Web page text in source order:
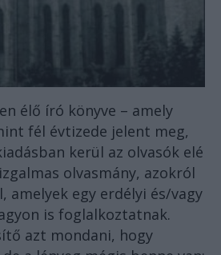
élő író könyve – amely
fél évtizede jelent meg,
kerül az olvasók elé
olvasmány, azokról
amelyek egy erdélyi és/vagy
is foglalkoztatnak.
azt mondani, hogy